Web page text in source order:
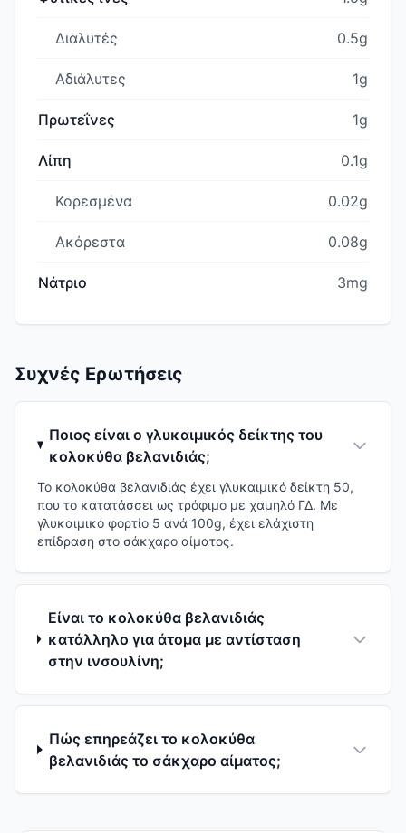
Διαλυτές 0.5g
Αδιάλυτες 1g
Πρωτεΐνες 1g
Λίπη 0.1g
Κορεσμένα 0.02g
Ακόρεστα 0.08g
Νάτριο 3mg
Συχνές Ερωτήσεις
Ποιος είναι ο γλυκαιμικός δείκτης του
κολοκύθα βελανιδιάς;
Το κολοκύθα βελανιδιάς έχει γλυκαιμικό δείκτη 50,
που το κατατάσσει ως τρόφιμο με χαμηλό ΓΔ. Με
γλυκαιμικό φορτίο 5 ανά 100g, έχει ελάχιστη
επίδραση στο σάκχαρο αίματος.
Είναι το κολοκύθα βελανιδιάς
κατάλληλο για άτομα με αντίσταση
στην ινσουλίνη;
Πώς επηρεάζει το κολοκύθα
βελανιδιάς το σάκχαρο αίματος;